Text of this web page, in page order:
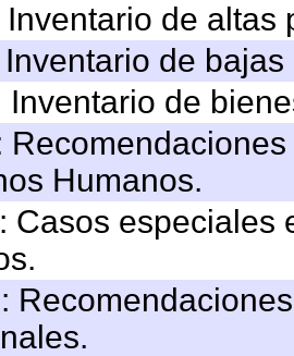
Inventario de
de
Inventario de
Humanos.
Casos especiales